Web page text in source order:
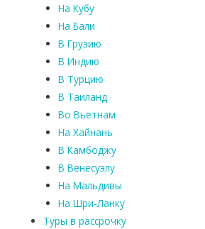
На Кубу
На Бали
В Грузию
В Индию
В Турцию
В Таиланд
Во Вьетнам
На Хайнань
В Камбоджу
В Венесуэлу
На Мальдивы
На Шри-Ланку
Туры в рассрочку